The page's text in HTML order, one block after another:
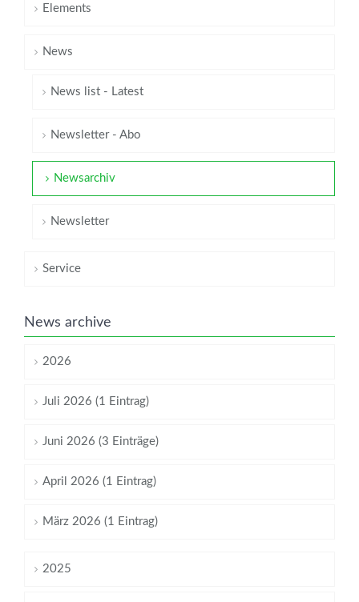
Elements
News
News list - Latest
Newsletter - Abo
Newsarchiv
Newsletter
Service
News archive
2026
Juli 2026 (1 Eintrag)
Juni 2026 (3 Einträge)
April 2026 (1 Eintrag)
März 2026 (1 Eintrag)
2025